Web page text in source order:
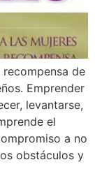
de
Emprender
levantarse,
el
a no
obstáculos y